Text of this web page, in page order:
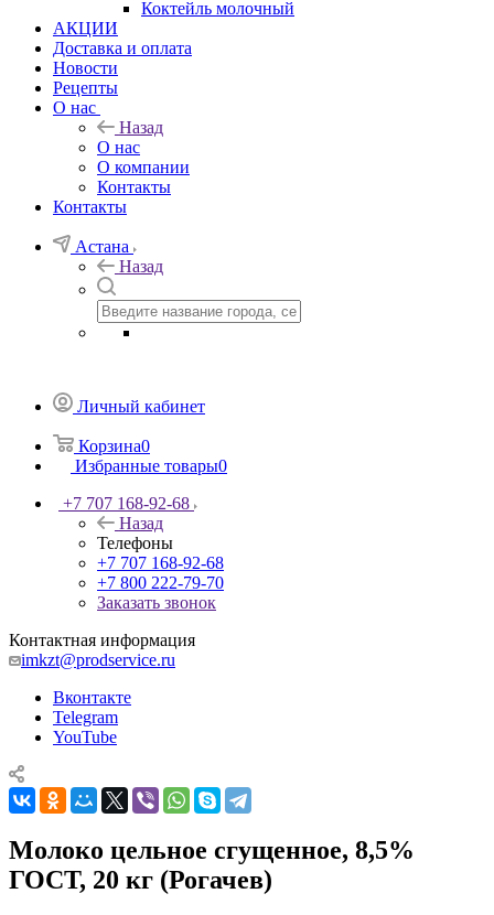
Коктейль молочный
АКЦИИ
Доставка и оплата
Новости
Рецепты
О нас
Назад
О нас
О компании
Контакты
Контакты
Астана
Назад
Личный кабинет
Корзина0
Избранные товары0
+7 707 168-92-68
Назад
Телефоны
+7 707 168-92-68
+7 800 222-79-70
Заказать звонок
Контактная информация
imkzt@prodservice.ru
Вконтакте
Telegram
YouTube
Молоко цельное сгущенное, 8,5%
ГОСТ, 20 кг (Рогачев)